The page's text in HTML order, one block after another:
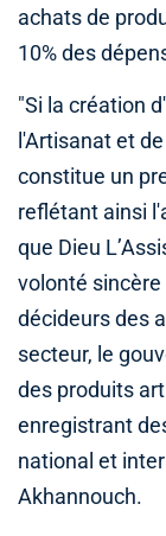
achats de
10% des
"Si la création
l'Artisanat et
constitue un
reflétant ainsi
que Dieu
volonté
décideurs des
secteur, le
des produits
enregistrant
national et
Akhannouch.